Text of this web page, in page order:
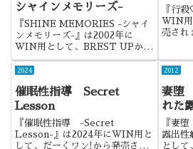
シャインメモリーズ-
『SHINE MEMORIES -シャイ
ンメモリーズ-』は2002年に
WIN用として、BREST UPから
発売されました。ファンタジー世
界を舞台にした恋愛ものになりま
『行
WIN用
売され
2024
催眠性指導 Secret
Lesson
『催眠性指導 -Secret
Lesson-』は2024年にWIN用と
して、だーくワン!から発売され
2012
妻堕
れた
『妻
露出性
とし